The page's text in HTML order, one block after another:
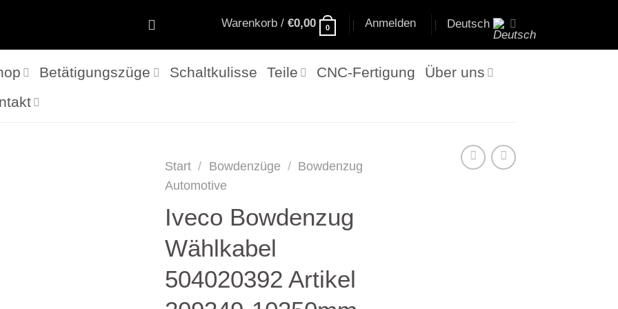
Warenkorb /€0,00 0 Anmelden Deutsch
Betätigungszüge Schaltkulisse Teile CNC-Fertigung
Über uns
Start / Bowdenzüge / Bowdenzug
Automotive
Iveco Bowdenzug
Wählkabel
504020392 Artikel